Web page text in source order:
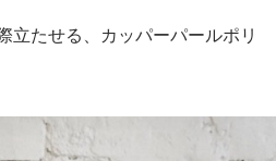
立たせる、カッパーパールポリ